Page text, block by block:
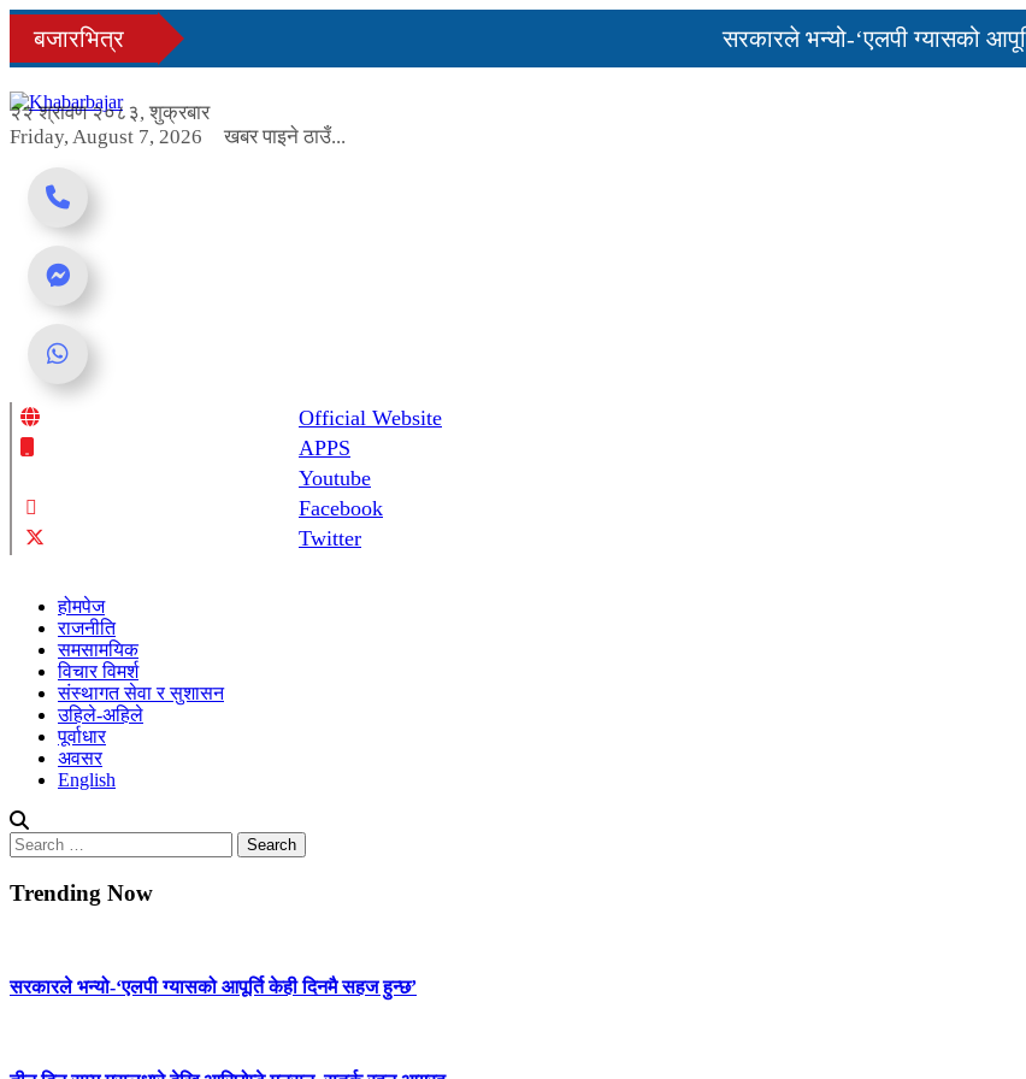
Skip
content
बजारभित्र सरकारले भन्यो-‘एलपी ग्यासको आपूर्ति
२२ श्रावण २०८३, शुक्रबार
Friday, August 7, 2026
खबर पाइने ठाउँ...
Online News Portal
Official Website
APPS
Youtube
Facebook
Twitter
होमपेज
राजनीति
समसामयिक
विचार विमर्श
संस्थागत सेवा र सुशासन
उहिले-अहिले
पूर्वाधार
अवसर
English
Search
for:
Trending Now
सरकारले भन्यो-‘एलपी ग्यासको आपूर्ति केही दिनमै सहज हुन्छ’